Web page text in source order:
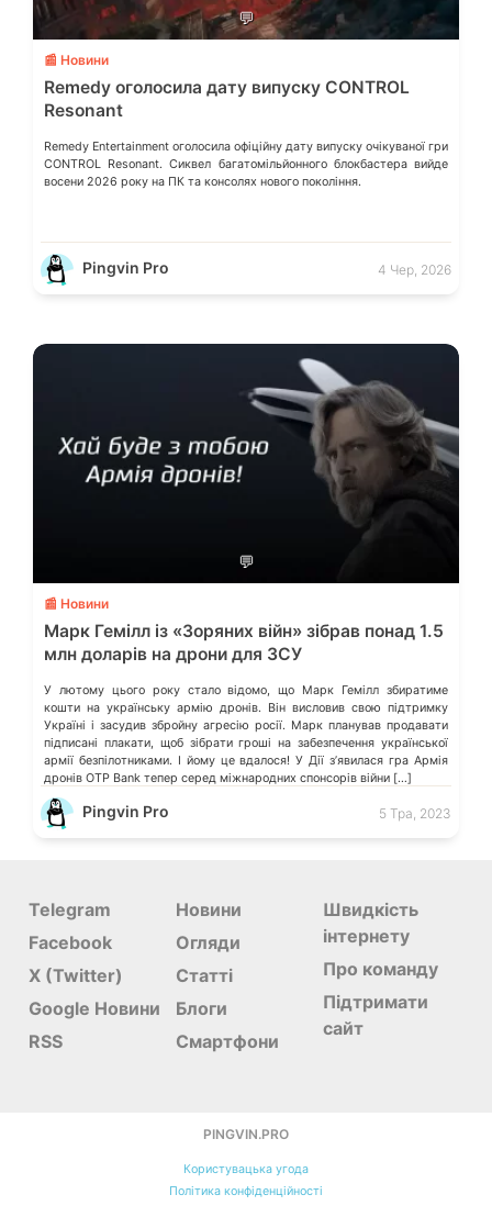
💬
📰 Новини
Remedy оголосила дату випуску CONTROL
Resonant
Remedy Entertainment оголосила офіційну дату випуску очікуваної гри
CONTROL Resonant. Сиквел багатомільйонного блокбастера вийде
восени 2026 року на ПК та консолях нового покоління.
Pingvin Pro 4 Чер, 2026
💬
📰 Новини
Марк Гемілл із «Зоряних війн» зібрав понад 1.5
млн доларів на дрони для ЗСУ
У лютому цього року стало відомо, що Марк Гемілл збиратиме
кошти на українську армію дронів. Він висловив свою підтримку
Україні і засудив збройну агресію росії. Марк планував продавати
підписані плакати, щоб зібрати гроші на забезпечення української
армії безпілотниками. І йому це вдалося! У Дії зʼявилася гра Армія
дронів OTP Bank тепер серед міжнародних спонсорів війни […]
Pingvin Pro 5 Тра, 2023
Telegram
Facebook
X (Twitter)
Google Новини
RSS
Новини
Огляди
Статті
Блоги
Смартфони
Швидкість
інтернету
Про команду
Підтримати
сайт
PINGVIN.PRO
Користувацька угода
Політика конфіденційності